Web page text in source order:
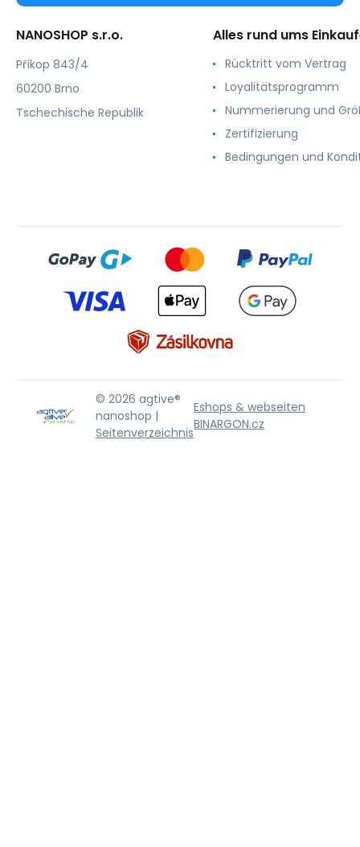
NANOSHOP s.r.o.
Příkop 843/4
60200 Brno
Tschechische Republik
Alles rund ums
Rücktritt vom Vertrag
Loyalitätsprogramm
Nummerierung und
Zertifizierung
Bedingungen und
© 2026 agtive®
nanoshop |
Seitenverzeichnis
Eshops & webseiten
BINARGON.cz